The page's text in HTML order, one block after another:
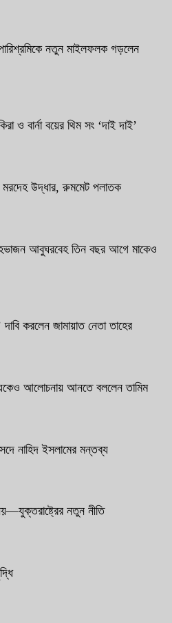
পারিশ্রমিকে নতুন মাইলফলক গড়লেন
ও বার্না বয়ের থিম সং ‘দাই দাই’
মরদেহ উদ্ধার, রুমমেট পলাতক
আবুঘরবেহ তিন বছর আগে মাকেও
করলেন জামায়াত নেতা তাহের
আলোচনায় আনতে বললেন তামিম
নাহিদ ইসলামের মন্তব্য
নতুন নীতি